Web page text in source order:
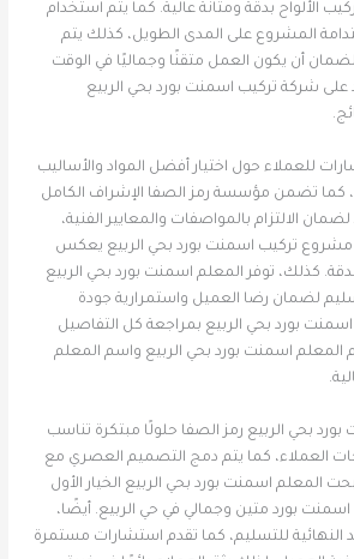
الألواح بدقة ومتانة عالية. كما يتم استخدام
المشروع على المدى الطويل، كذلك يتم
لضمان أن يكون العمل متقنًا وجماليًا في الوقت
على شركة تركيب اسمنت بورد بحي الربيع
للعملاء حول اختيار أفضل المواد والأساليب
كما تضمن مؤسسة رمز الصفا الإشراف الكامل
الالتزام بالمواصفات والمعايير الفنية،
تركيب اسمنت بورد بحي الربيع يعكس
كذلك، توفر المعلم اسمنت بورد بحي الربيع
لضمان رضا العميل واستمرارية جودة
بورد بحي الربيع بمراجعة كل التفاصيل
المعلم اسمنت بورد بحي الربيع واسم المعلم
بحي الربيع رمز الصفا حلولًا مبتكرة تناسب
العملاء، كما يتم دمج التصميم العصري مع
المعلم اسمنت بورد بحي الربيع الخيار الأول
بورد متين وجمالي في حي الربيع. أيضًا،
النهائية للتسليم، كما تقدم استشارات مستمرة